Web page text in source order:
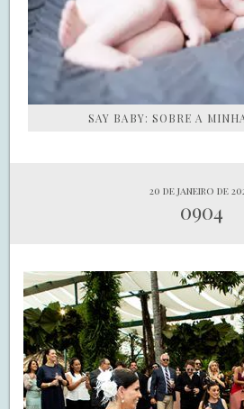
SAY BABY: SOBRE A
20 de janeiro de
0904